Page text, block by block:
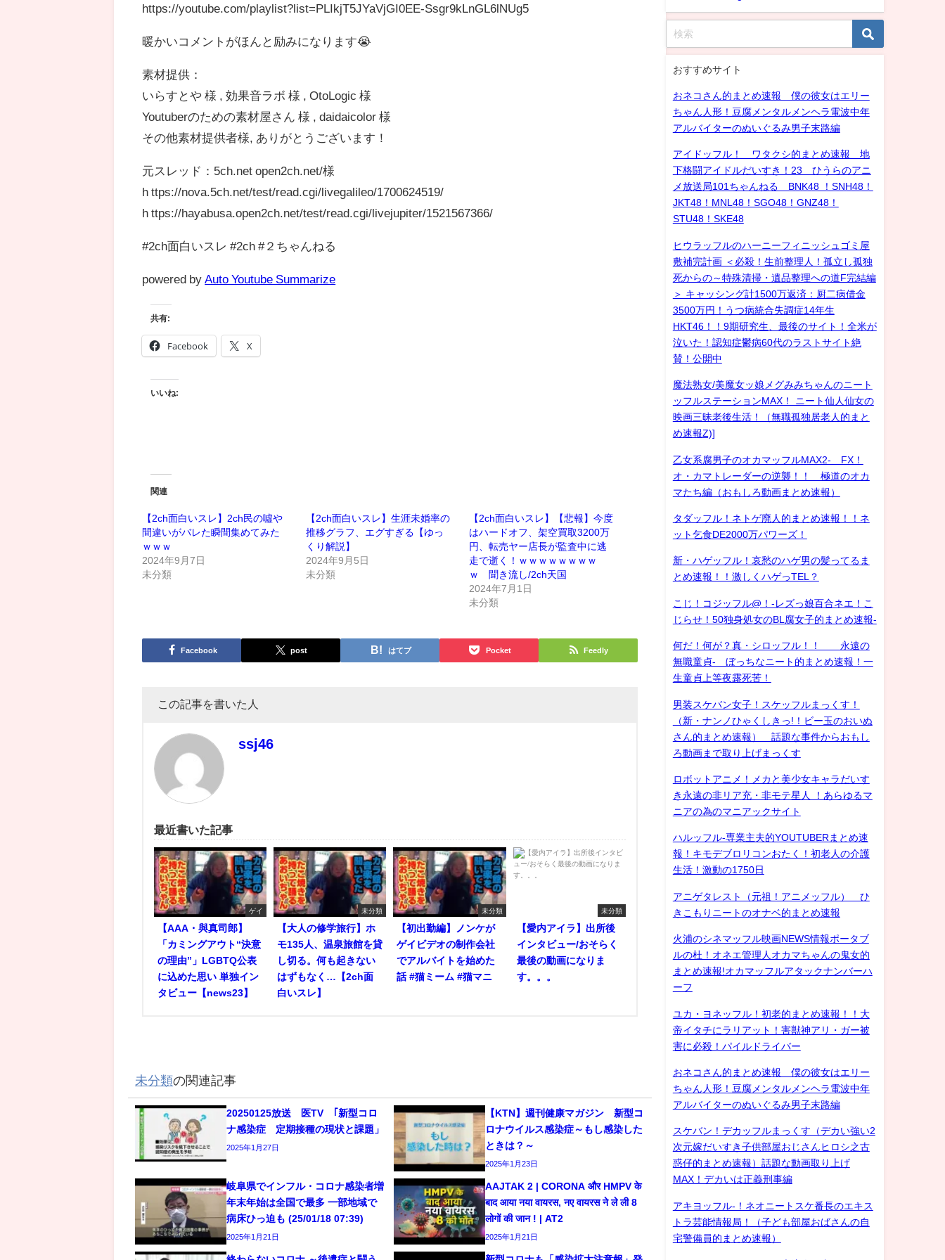
https://youtube.com/playlist?list=PLIkjT5JYaVjGI0EE-Ssgr9kLnGL6lNUg5
暖かいコメントがほんと励みになります😭
素材提供：
いらすとや 様 , 効果音ラボ 様 , OtoLogic 様
Youtuberのための素材屋さん 様 , daidaicolor 様
その他素材提供者様, ありがとうございます！
元スレッド：5ch.net open2ch.net/様
h ttps://nova.5ch.net/test/read.cgi/livegalileo/1700624519/
h ttps://hayabusa.open2ch.net/test/read.cgi/livejupiter/1521567366/
#2ch面白いスレ #2ch #２ちゃんねる
powered by Auto Youtube Summarize
共有:
Facebook X
いいね:
関連
【2ch面白いスレ】2ch民の噓や
間違いがバレた瞬間集めてみた
ｗｗｗ
2024年9月7日
未分類
【2ch面白いスレ】生涯未婚率の
推移グラフ、エグすぎる【ゆっ
くり解説】
2024年9月5日
未分類
【2ch面白いスレ】【悲報】今度
はハードオフ、架空買取3200万
円、転売ヤー店長が監査中に逃
走で逝く！ｗｗｗｗｗｗｗｗ
ｗ 聞き流し/2ch天国
2024年7月1日
未分類
Facebook post はてブ Pocket Feedly
この記事を書いた人
ssj46
最近書いた記事
ゲイ
【AAA・與真司郎】
「カミングアウト“決意
の理由”」LGBTQ公表
に込めた思い 単独イン
タビュー【news23】
未分類
【大人の修学旅行】ホ
モ135人、温泉旅館を貸
し切る。何も起きない
はずもなく…【2ch面
白いスレ】
未分類
【初出勤編】ノンケが
ゲイビデオの制作会社
でアルバイトを始めた
話 #猫ミーム #猫マニ
未分類
【愛内アイラ】出所後
インタビュー/おそらく
最後の動画になりま
す。。。
未分類の関連記事
20250125放送 医TV ｢新型コロ
ナ感染症 定期接種の現状と課題」
2025年1月27日
【KTN】週刊健康マガジン 新型コ
ロナウイルス感染症～もし感染した
ときは？～
2025年1月23日
岐阜県でインフル・コロナ感染者増
年末年始は全国で最多 一部地域で
病床ひっ迫も (25/01/18 07:39)
2025年1月21日
AAJTAK 2 | CORONA और HMPV के
बाद आया नया वायरस, नए वायरस ने ले ली 8
लोगों की जान ! | AT2
2025年1月21日
おすすめサイト
おネコさん的まとめ速報 僕の彼女はエリー
ちゃん人形！豆腐メンタルメンヘラ電波中年
アルバイターのぬいぐるみ男子末路編
アイドッフル！ ワタクシ的まとめ速報 地
下格闘アイドルだいすき！23 ひうらのアニ
メ放送局101ちゃんねる BNK48 ！SNH48！
JKT48！MNL48！SGO48！GNZ48！
STU48！SKE48
ヒウラッフルのハーニーフィニッシュゴミ屋
敷補完計画 ＜必殺！生前整理人！孤立し孤独
死からの～特殊清掃・遺品整理への道F完結編
＞ キャッシング計1500万返済：厨二病借金
3500万円！うつ病統合失調症14年生
HKT46！！9期研究生、最後のサイト！全米が
泣いた！認知症鬱病60代のラストサイト絶
賛！公開中
魔法熟女/美魔女ッ娘メグみみちゃんのニート
ッフルステーションMAX！ ニート仙人仙女の
映画三昧老後生活！（無職孤独居老人的まと
め速報Z)]
乙女系腐男子のオカマッフルMAX2- FX！
オ・カマトレーダーの逆襲！！ 極道のオカ
マたち編（おもしろ動画まとめ速報）
タダッフル！ネトゲ廃人的まとめ速報！！ネ
ット乞食DE2000万パワーズ！
新・ハゲッフル！哀愁のハゲ男の髪ってるま
とめ速報！！激しくハゲっTEL？
こじ！コジッフル@！-レズっ娘百合ネエ！こ
じらせ！50独身処女のBL腐女子的まとめ速報-
何だ！何が？真・シロッフル！！ 永遠の
無職童貞- ぼっちなニート的まとめ速報！一
生童貞上等夜露死苦！
男装スケバン女子！スケッフルまっくす！
（新・ナンノひゃくしきっ!！ビー玉のおいぬ
さん的まとめ速報） 話題な事件からおもし
ろ動画まで取り上げまっくす
ロボットアニメ！メカと美少女キャラだいす
き永遠の非リア充・非モテ星人 ！あらゆるマ
ニアの為のマニアックサイト
ハルッフル-専業主夫的YOUTUBERまとめ速
報！キモデブロリコンおたく！初老人の介護
生活！激動の1750日
アニゲタレスト（元祖！アニメッフル） ひ
きこもりニートのオナベ的まとめ速報
火浦のシネマッフル映画NEWS情報ポータブ
ルの杜！オネエ管理人オカマちゃんの鬼女的
まとめ速報!オカマッフルアタックナンバーハ
ーフ
ユカ・ヨネッフル！初老的まとめ速報！！大
帝イタチにラリアット！害獣神アリ・ガー被
害に必殺！パイルドライバー
おネコさん的まとめ速報 僕の彼女はエリー
ちゃん人形！豆腐メンタルメンヘラ電波中年
アルバイターのぬいぐるみ男子末路編
スケバン！デカッフルまっくす（デカい強い2
次元嫁だいすき子供部屋おじさんヒロシ之古
惑仔的まとめ速報）話題な動画取り上げ
MAX！デカいは正義刑事編
アキヨッフル-！ネオニートスケ番長のエキス
トラ芸能情報局！（子ども部屋おばさんの自
宅警備員的まとめ速報）